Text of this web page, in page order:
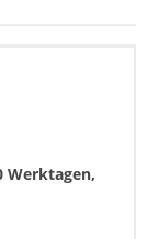
Werktagen,